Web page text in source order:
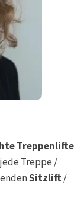
Treppenlifte
Treppe /
Sitzlift/